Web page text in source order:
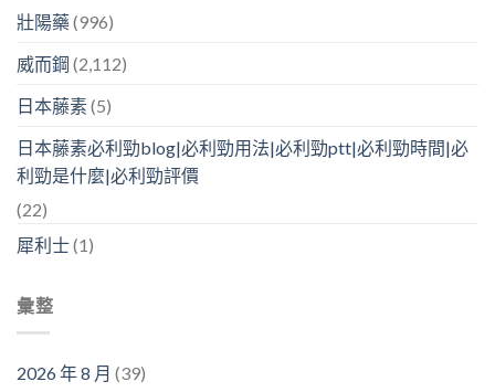
壯陽藥(996)
威而鋼 (2,112)
日本藤素(5)
日本藤素必利勁blog|必利勁用法|必利勁ptt|必利勁時間|必
利勁是什麼|必利勁評價
(22)
犀利士(1)
彙整
2026 年 8 月 (39)